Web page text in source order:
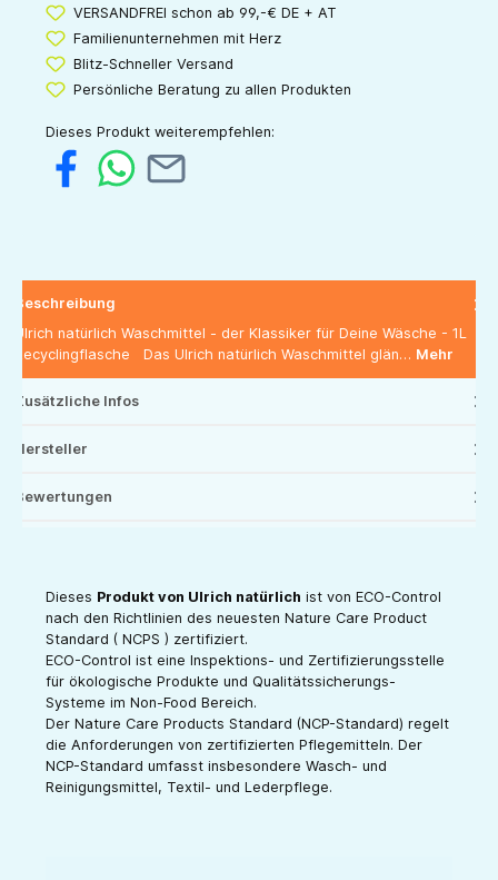
VERSANDFREI schon ab 99,-€ DE + AT
Familienunternehmen mit Herz
Blitz-Schneller Versand
Persönliche Beratung zu allen Produkten
Dieses Produkt weiterempfehlen:
Beschreibung
Ulrich natürlich Waschmittel - der Klassiker für Deine Wäsche - 1L
Recyclingflasche Das Ulrich natürlich Waschmittel glän… Mehr
Zusätzliche Infos
Hersteller
Bewertungen
Dieses Produkt von Ulrich natürlich ist von ECO-Control
nach den Richtlinien des neuesten Nature Care Product
Standard ( NCPS ) zertifiziert.
ECO-Control ist eine Inspektions- und Zertifizierungsstelle
für ökologische Produkte und Qualitätssicherungs-
Systeme im Non-Food Bereich.
Der Nature Care Products Standard (NCP-Standard) regelt
die Anforderungen von zertifizierten Pflegemitteln. Der
NCP-Standard umfasst insbesondere Wasch- und
Reinigungsmittel, Textil- und Lederpflege.